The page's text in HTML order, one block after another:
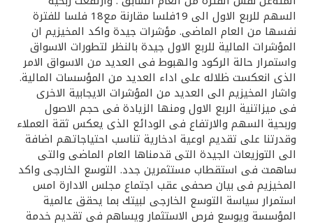
مواقع الفروع وأجهزة الصرف الآلي
ألمانيا
ماليزيا
تركيا
مصر
المملكة المتحدة
السهم للربع الاول الى 19فلسا مقارنة مع18 فلسا للفترة
نفسها من العام الماضى. مؤشرات جيدة واكد المخيزيم ان
المؤشرات المالية للربع الاول جيدة بالنظر لتطورات الاسواق
واستمرار حالة الركود والهبوط فى العديد من الاسواق الامر
الذى انعكست ظلاله على اداء العديد من المؤسسات المالية.
واشار المخيزيم الى العديد من المؤشرات الايجابية الاخرى
فى ميزاتنية الربع الاول ومنها الزيادة فى حجم الاصول
وربحية السهم والارتفاع فى الودائع الذى يعكس ثقة العملاء
وقدرتنا على تقديم اوعية ادخارية تناسب احتياجاتهم اضافة
الى التوزيعات الجيدة التى قدمناها العام الماضى والتى
ساهمت فى استقطاب مستثمرين جدد. التوسع الخارجى واكد
المخيزيم فى بيان صحفى عقب اجتماع مجلس الادارة امس
استمرار سياسة التوسع الخارجى لبيتك بما يحقق عالمية
المؤسسة ويوسع فرص الاستثمار ويساهم فى تقديم خدمة